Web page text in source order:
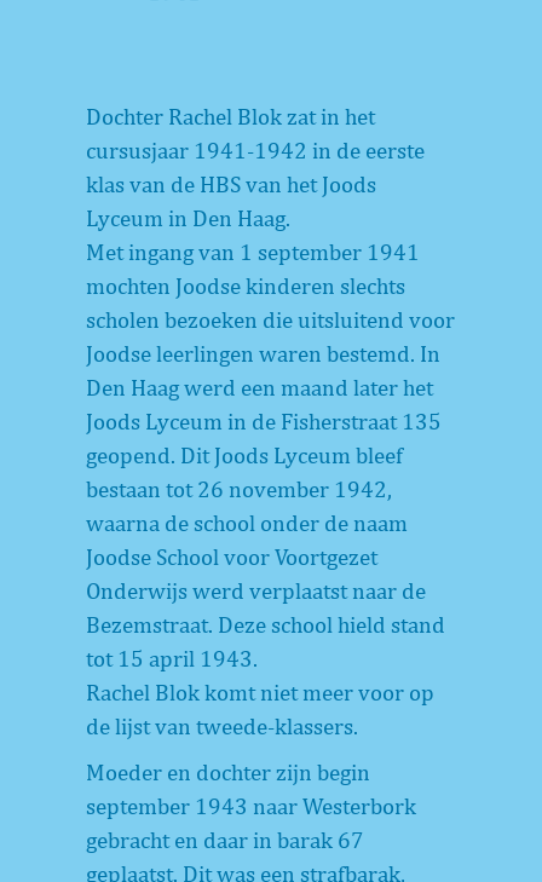
Dochter Rachel Blok zat in het
cursusjaar 1941-1942 in de eerste
klas van de HBS van het Joods
Lyceum in Den Haag.
Met ingang van 1 september 1941
mochten Joodse kinderen slechts
scholen bezoeken die uitsluitend voor
Joodse leerlingen waren bestemd. In
Den Haag werd een maand later het
Joods Lyceum in de Fisherstraat 135
geopend. Dit Joods Lyceum bleef
bestaan tot 26 november 1942,
waarna de school onder de naam
Joodse School voor Voortgezet
Onderwijs werd verplaatst naar de
Bezemstraat. Deze school hield stand
tot 15 april 1943.
Rachel Blok komt niet meer voor op
de lijst van tweede-klassers.
Moeder en dochter zijn begin
september 1943 naar Westerbork
gebracht en daar in barak 67
geplaatst. Dit was een strafbarak,